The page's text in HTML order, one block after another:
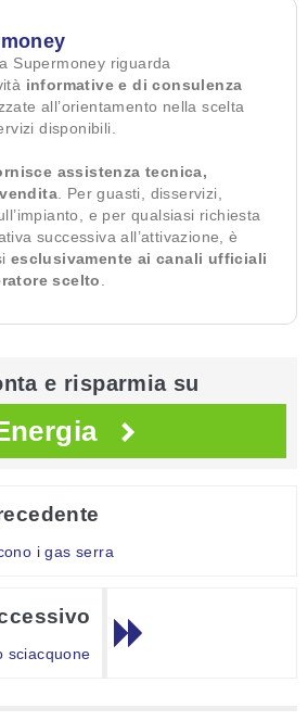
Supermoney riguarda
informative e di consulenza
all’orientamento nella scelta
disponibili.
assistenza tecnica,
. Per guasti, disservizi,
e per qualsiasi richiesta
successiva all’attivazione, è
esclusivamente ai canali ufficiali
scelto
e risparmia su
i gas serra
sciacquone